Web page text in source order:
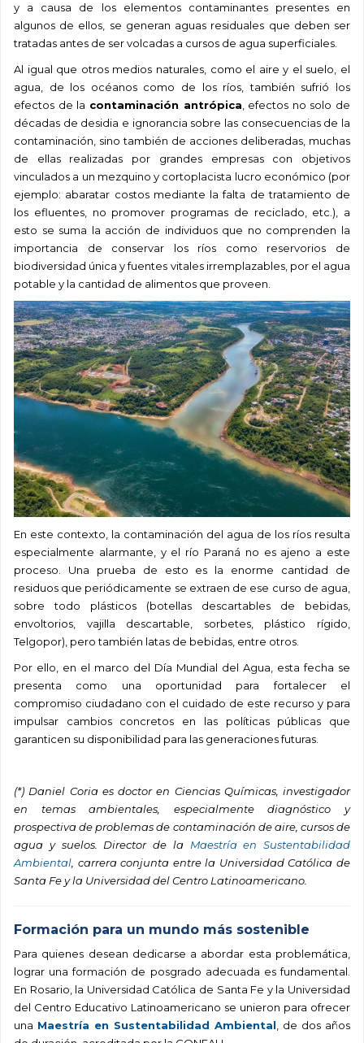
y a causa de los elementos contaminantes presentes en
algunos de ellos, se generan aguas residuales que deben ser
tratadas antes de ser volcadas a cursos de agua superficiales.
Al igual que otros medios naturales, como el aire y el suelo, el
agua, de los océanos como de los ríos, también sufrió los
efectos de la contaminación antrópica , efectos no solo de
décadas de desidia e ignorancia sobre las consecuencias de la
contaminación, sino también de acciones deliberadas, muchas
de ellas realizadas por grandes empresas con objetivos
vinculados a un mezquino y cortoplacista lucro económico (por
ejemplo: abaratar costos mediante la falta de tratamiento de
los efluentes, no promover programas de reciclado, etc.), a
esto se suma la acción de individuos que no comprenden la
importancia de conservar los ríos como reservorios de
biodiversidad única y fuentes vitales irremplazables, por el agua
potable y la cantidad de alimentos que proveen.
En este contexto, la contaminación del agua de los ríos resulta
especialmente alarmante, y el río Paraná no es ajeno a este
proceso. Una prueba de esto es la enorme cantidad de
residuos que periódicamente se extraen de ese curso de agua,
sobre todo plásticos (botellas descartables de bebidas,
envoltorios, vajilla descartable, sorbetes, plástico rígido,
Telgopor), pero también latas de bebidas, entre otros.
Por ello, en el marco del Día Mundial del Agua, esta fecha se
presenta como una oportunidad para fortalecer el
compromiso ciudadano con el cuidado de este recurso y para
impulsar cambios concretos en las políticas públicas que
garanticen su disponibilidad para las generaciones futuras.
(*) Daniel Coria es doctor en Ciencias Químicas, investigador
en temas ambientales, especialmente diagnóstico y
prospectiva de problemas de contaminación de aire, cursos de
agua y suelos. Director de la Maestría en Sustentabilidad
Ambiental, carrera conjunta entre la Universidad Católica de
Santa Fe y la Universidad del Centro Latinoamericano.
Formación para un mundo más sostenible
Para quienes desean dedicarse a abordar esta problemática,
lograr una formación de posgrado adecuada es fundamental.
En Rosario, la Universidad Católica de Santa Fe y la Universidad
del Centro Educativo Latinoamericano se unieron para ofrecer
una Maestría en Sustentabilidad Ambiental, de dos años